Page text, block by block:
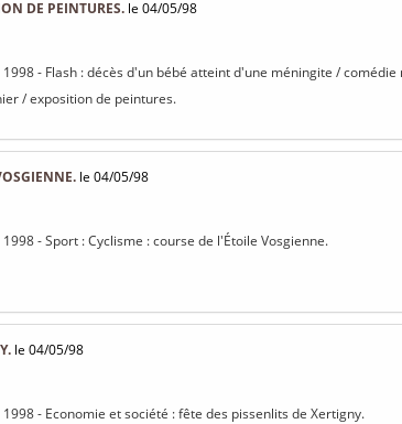
DE PEINTURES. le 04/05/98
1998 - Flash : décès d'un bébé atteint d'une méningite /
/ exposition de peintures.
le 04/05/98
- Sport : Cyclisme : course de l'Étoile Vosgienne.
le 04/05/98
- Economie et société : fête des pissenlits de Xertigny.